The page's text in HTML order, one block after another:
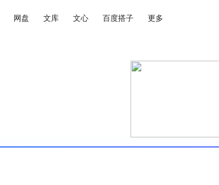
网盘 文库 文心 百度搭子 更多